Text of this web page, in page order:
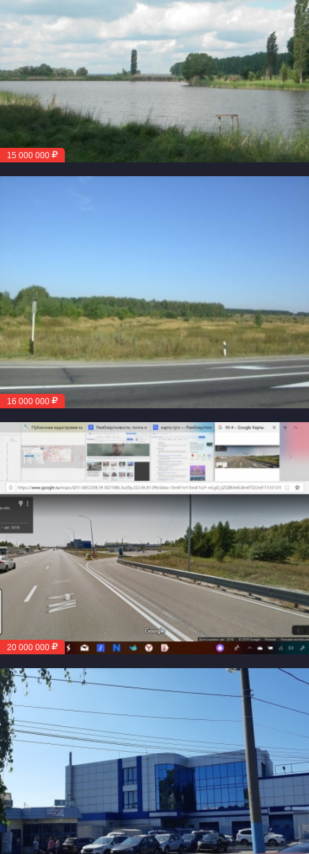
15 000 000
16 000 000
20 000 000